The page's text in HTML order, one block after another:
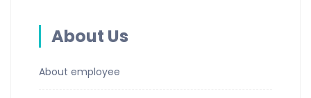
About Us
About employee